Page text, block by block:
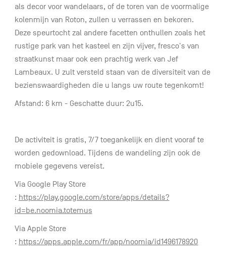
als decor voor wandelaars, of de toren van de voormalige
kolenmijn van Roton, zullen u verrassen en bekoren.
Deze speurtocht zal andere facetten onthullen zoals het
rustige park van het kasteel en zijn vijver, fresco's van
straatkunst maar ook een prachtig werk van Jef
Lambeaux. U zult versteld staan van de diversiteit van de
bezienswaardigheden die u langs uw route tegenkomt!
Afstand: 6 km - Geschatte duur: 2u15.
De activiteit is gratis, 7/7 toegankelijk en dient vooraf te
worden gedownload. Tijdens de wandeling zijn ook de
mobiele gegevens vereist.
Via Google Play Store
: https://play.google.com/store/apps/details?
id=be.noomia.totemus
Via Apple Store
: https://apps.apple.com/fr/app/noomia/id1496178920